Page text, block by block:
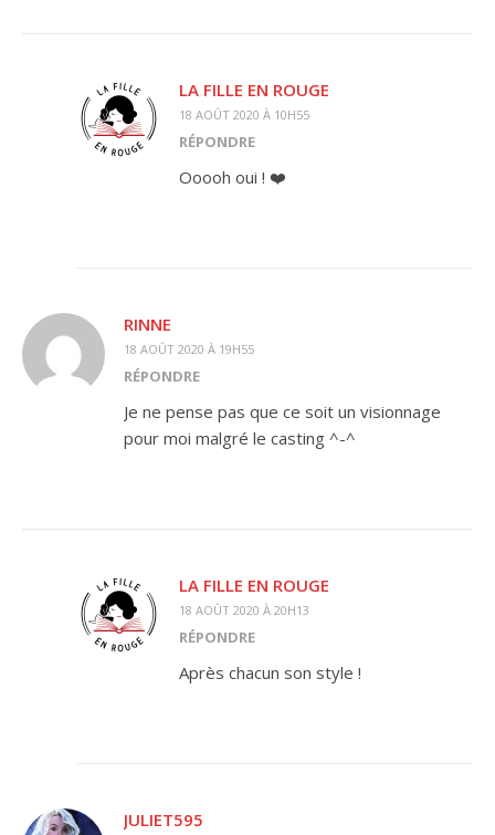
LA FILLE EN ROUGE
18 AOÛT 2020 À 10H55
RÉPONDRE
Ooooh oui ! ❤️
RINNE
18 AOÛT 2020 À 19H55
RÉPONDRE
Je ne pense pas que ce soit un visionnage
pour moi malgré le casting ^-^
LA FILLE EN ROUGE
18 AOÛT 2020 À 20H13
RÉPONDRE
Après chacun son style !
JULIET595